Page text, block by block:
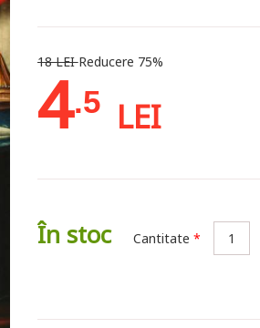
18 LEIReducere 75%
4.5 LEI
În stoc Cantitate *